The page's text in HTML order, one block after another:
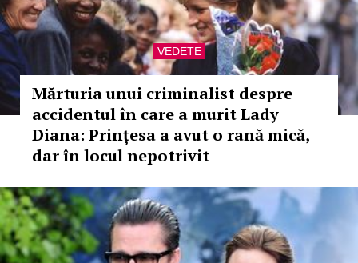
VEDETE
Mărturia unui criminalist despre
accidentul în care a murit Lady
Diana: Prințesa a avut o rană mică,
dar în locul nepotrivit